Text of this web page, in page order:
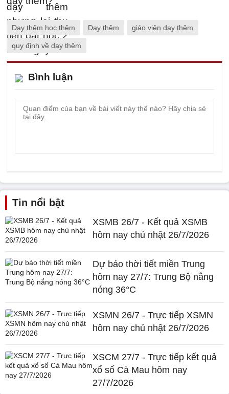
Dạy thêm học thêm Dạy thêm giáo viên dạy thêm
quy định về dạy thêm
Bình luận
Tin nổi bật
XSMB 26/7 - Kết quả XSMB
hôm nay chủ nhật 26/7/2026
Dự báo thời tiết miền Trung
hôm nay 27/7: Trung Bộ nắng
nóng 36°C
XSMN 26/7 - Trực tiếp XSMN
hôm nay chủ nhật 26/7/2026
XSCM 27/7 - Trực tiếp kết quả
xổ số Cà Mau hôm nay
27/7/2026